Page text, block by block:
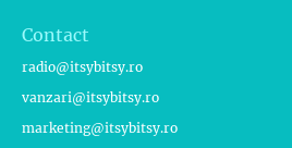
Contact
radio@itsybitsy.ro
vanzari@itsybitsy.ro
marketing@itsybitsy.ro